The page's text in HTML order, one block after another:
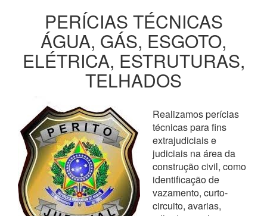
PERÍCIAS TÉCNICAS
ÁGUA, GÁS, ESGOTO,
ELÉTRICA, ESTRUTURAS,
TELHADOS
Realizamos perícias
técnicas para fins
extrajudiciais e
judiciais na área da
construção civil, como
identificação de
vazamento, curto-
circuito, avarias,